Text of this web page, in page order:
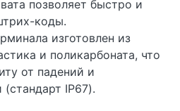
позволяет быстро и
коды.
изготовлен из
и поликарбоната, что
от падений и
(стандарт IP67).